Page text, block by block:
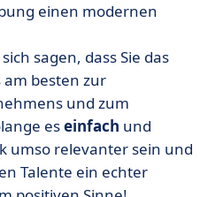
einen modernen
sagen, dass Sie das
besten zur
und zum
eseinfach und
umso relevanter sein und
Talente ein echter